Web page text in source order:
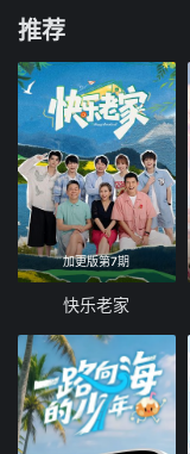
推荐
加更版第7期
快乐老家